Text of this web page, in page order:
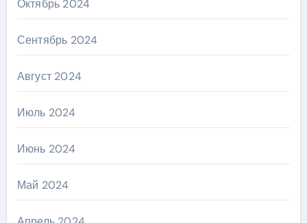
Октябрь 2024
Сентябрь 2024
Август 2024
Июль 2024
Июнь 2024
Май 2024